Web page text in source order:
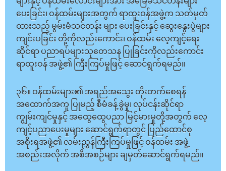
ပေးခြင်း၊ ဝန်ထမ်းများအတွက် ရာထူးဝန်အဖွဲ့က သတ်မှတ်
ထားသည့် မွမ်းမံသင်တန်း များ ပေးခြင်းနှင့် ဆွေးနွေးပွဲများ
ကျင်းပခြင်း တို့ကိုလည်းကောင်း၊ ဝန်ထမ်း လေ့ကျင့်ရေး
ဆိုင်ရာ ပညာရပ်များသုတေသန ပြုခြင်းကိုလည်းကောင်း
ရာထူးဝန် အဖွဲ့၏ ကြီးကြပ်မှုဖြင့် ဆောင်ရွက်ရမည်။
၃၆။ ဝန်ထမ်းများ၏ အရည်အသွေး တိုးတက်စေရန်
အထောက်အကူ ပြုမည့် စီမံခန့်ခွဲမှု၊ လုပ်ငန်းဆိုင်ရာ
ကျွမ်းကျင်မှုနှင့် အထွေထွေပညာ မြင့်မားမှုတို့အတွက် လေ့
ကျင့်ပညာပေးမှုများ ဆောင်ရွက်ရာတွင် ပြည်ထောင်စု
အစိုးရအဖွဲ့၏ လမ်းညွှန်ကြီးကြပ်မှုဖြင့် ဝန်ထမ်း အဖွဲ့
အစည်းအလိုက် အစီအစဉ်များ ချမှတ်ဆောင်ရွက်ရမည်။